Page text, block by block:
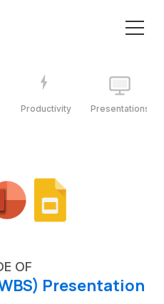
Productivity Presentations
OF
Presentation